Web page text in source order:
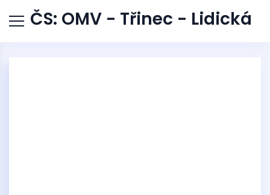
ČS: OMV - Třinec - Lidická